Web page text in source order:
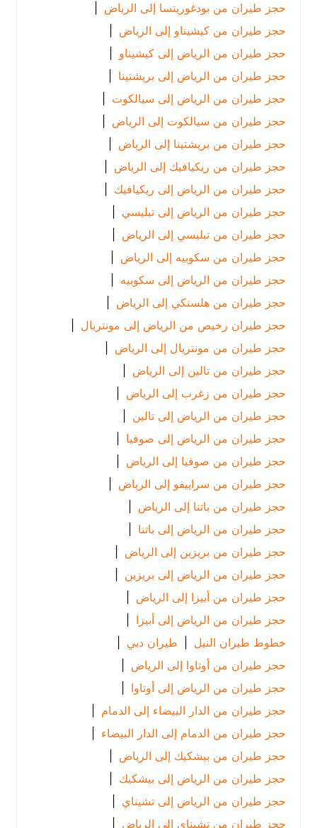
حجز طيران من بودغوريتسا إلى الرياض
|
حجز طيران من كيشيناو إلى الرياض
|
حجز طيران من الرياض إلى كيشيناو |
حجز طيران من الرياض إلى بريشتينا |
حجز طيران من الرياض إلى سيالكوت |
حجز طيران من سيالكوت إلى الرياض
|
حجز طيران من بريشتينا إلى الرياض
|
حجز طيران من ريكيافيك إلى الرياض
|
حجز طيران من الرياض إلى ريكيافيك |
حجز طيران من الرياض إلى تبليسي |
حجز طيران من تبليسي إلى الرياض
|
حجز طيران من سكوبيه إلى الرياض
|
حجز طيران من الرياض إلى سكوبيه |
حجز طيران من هلسنكي إلى الرياض
|
حجز طيران رخيص من الرياض إلى مونتريال |
حجز طيران من مونتريال إلى الرياض
|
حجز طيران من تالين إلى الرياض
|
حجز طيران من زغرب إلى الرياض
|
حجز طيران من الرياض إلى تالين
|
حجز طيران من الرياض إلى صوفيا
|
حجز طيران من صوفيا إلى الرياض
|
حجز طيران من سراييفو إلى الرياض
|
حجز طيران من باتنا إلى الرياض
|
حجز طيران من الرياض إلى باتنا |
حجز طيران من بريزبن إلى الرياض
|
حجز طيران من الرياض إلى بريزبن |
حجز طيران من أبيزا إلى الرياض
|
حجز طيران من الرياض إلى أبيزا
خطوط طيران النيل | طيران دبي |
حجز طيران من أوتاوا إلى الرياض
|
حجز طيران من الرياض إلى أوتاوا |
حجز طيران من الدار البيضاء إلى الدمام
|
حجز طيران من الدمام إلى الدار البيضاء |
حجز طيران من بيشكيك إلى الرياض
|
حجز طيران من الرياض إلى بيشكيك |
حجز طيران من الرياض إلى تشيناي |
حجز طيران من تشيناي إلى الرياض
|